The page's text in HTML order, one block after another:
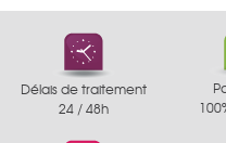
Délais de traitement
24 / 48h